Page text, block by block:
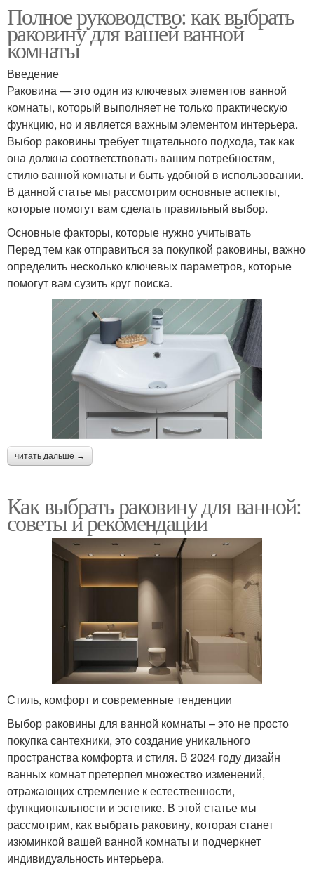
Полное руководство: как выбрать
раковину для вашей ванной
комнаты
Введение
Раковина — это один из ключевых элементов ванной
комнаты, который выполняет не только практическую
функцию, но и является важным элементом интерьера.
Выбор раковины требует тщательного подхода, так как
она должна соответствовать вашим потребностям,
стилю ванной комнаты и быть удобной в использовании.
В данной статье мы рассмотрим основные аспекты,
которые помогут вам сделать правильный выбор.
Основные факторы, которые нужно учитывать
Перед тем как отправиться за покупкой раковины, важно
определить несколько ключевых параметров, которые
помогут вам сузить круг поиска.
читать дальше →
Как выбрать раковину для ванной:
советы и рекомендации
Стиль, комфорт и современные тенденции
Выбор раковины для ванной комнаты – это не просто
покупка сантехники, это создание уникального
пространства комфорта и стиля. В 2024 году дизайн
ванных комнат претерпел множество изменений,
отражающих стремление к естественности,
функциональности и эстетике. В этой статье мы
рассмотрим, как выбрать раковину, которая станет
изюминкой вашей ванной комнаты и подчеркнет
индивидуальность интерьера.